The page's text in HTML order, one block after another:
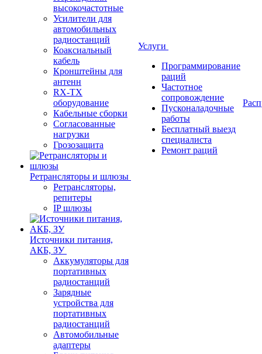
высокочастотные
Усилители для
автомобильных
радиостанций
Коаксиальный
кабель
Кронштейны для
антенн
RX-TX
оборудование
Кабельные сборки
Согласованные
нагрузки
Грозозащита
Ретрансляторы и шлюзы
Ретрансляторы,
репитеры
IP шлюзы
Источники питания,
АКБ, ЗУ
Аккумуляторы для
портативных
радиостанций
Зарядные
устройства для
портативных
радиостанций
Автомобильные
адаптеры
Услуги
Программирование
раций
Частотное
сопровождение
Пусконаладочные
работы
Бесплатный выезд
специалиста
Ремонт раций